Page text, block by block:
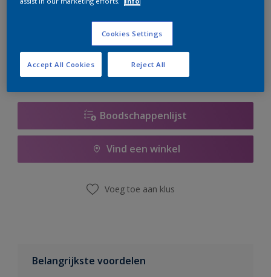
te bestellen. Houd de website in de gaten, we werken
er hard aan om de voorraad aan te vullen.
Boodschappenlijst
Vind een winkel
Voeg toe aan klus
Belangrijkste voordelen
Cookies Settings
Reject All
Accept All Cookies